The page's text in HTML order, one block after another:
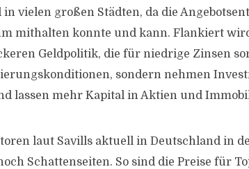
vielen großen Städten, da die
mithalten konnte und kann. Flankiert
Geldpolitik, die für niedrige Zinsen
sondern nehmen
lassen mehr Kapital in Aktien und
laut Savills aktuell in Deutschland in
Schattenseiten. So sind die Preise für